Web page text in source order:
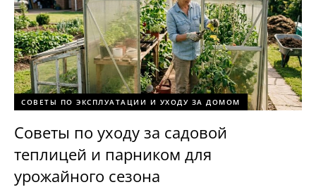
СОВЕТЫ ПО ЭКСПЛУАТАЦИИ И УХОДУ ЗА ДОМОМ
Советы по уходу за садовой
теплицей и парником для
урожайного сезона